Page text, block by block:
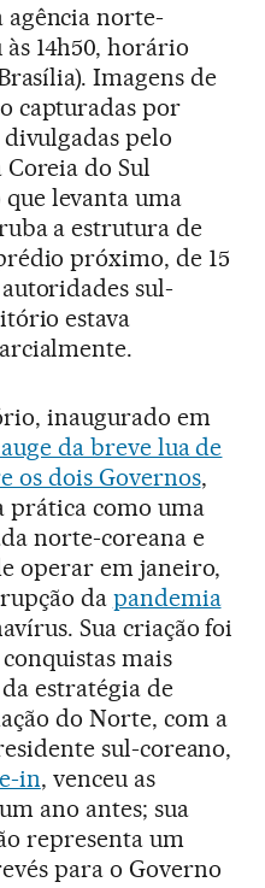
agência norte-
14h50, horário
Imagens de
capturadas por
pelo
do Sul
levanta uma
a estrutura de
próximo, de 15
sul-
estava
inaugurado em
da breve lua de
os dois Governos,
prática como uma
norte-coreana e
operar em janeiro,
da pandemia
Sua criação foi
mais
estratégia de
do Norte, com a
sul-coreano,
in, venceu as
ano antes; sua
representa um
para o Governo